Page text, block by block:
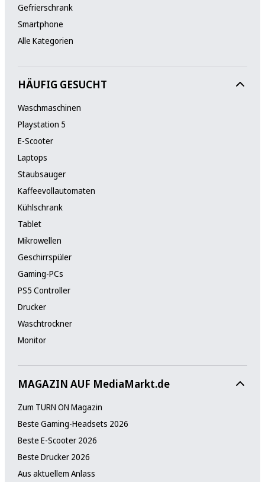
Gefrierschrank
Smartphone
Alle Kategorien
HÄUFIG GESUCHT
Waschmaschinen
Playstation 5
E-Scooter
Laptops
Staubsauger
Kaffeevollautomaten
Kühlschrank
Tablet
Mikrowellen
Geschirrspüler
Gaming-PCs
PS5 Controller
Drucker
Waschtrockner
Monitor
MAGAZIN AUF MediaMarkt.de
Zum TURN ON Magazin
Beste Gaming-Headsets 2026
Beste E-Scooter 2026
Beste Drucker 2026
Aus aktuellem Anlass